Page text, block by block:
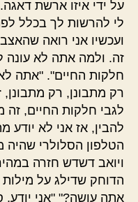
על ידי איזו ארשת
לי להרשות לך בכלל
ועכשיו אני רואה
זה. ולמה אתה לא עונה
חלקות החיים". "אתה לא
רק מתבונן, רק
לגבי חלקות החיים, זה
להבין, אז אני לא יודע
הטלפון הסלולרי שהיה
ויואב דשדש חזרה
הדוחק שדילג על
אתה עושה?" "אני